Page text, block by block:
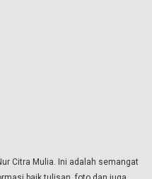
Citra Mulia. Ini adalah semangat